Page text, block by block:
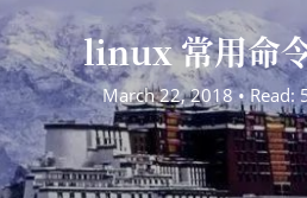
linux 常用命
March 22, 2018 • Read: